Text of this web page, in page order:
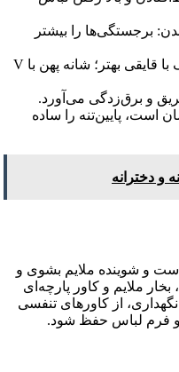
برجستگی‌ها را بیشتر
• یقه نامتناسب با سرشانه: شانه باریک با قایقی بهتر؛ شانه پهن با V
و برق‌زدگی می‌آورد.
است، پایین‌تنه را ساده
و دخترانه
و شوینده ملایم بشوی و
ملایم و کاور پارچه‌ای
از کاورهای تنفسی
و فرم لباس حفظ شود.